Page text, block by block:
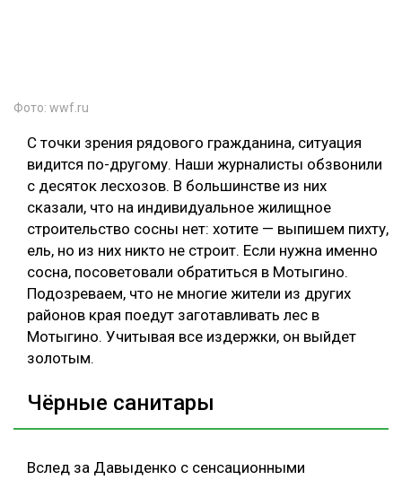
Фото: wwf.ru
С точки зрения рядового гражданина, ситуация
видится по-другому. Наши журналисты обзвонили
с десяток лесхозов. В большинстве из них
сказали, что на индивидуальное жилищное
строительство сосны нет: хотите — выпишем пихту,
ель, но из них никто не строит. Если нужна именно
сосна, посоветовали обратиться в Мотыгино.
Подозреваем, что не многие жители из других
районов края поедут заготавливать лес в
Мотыгино. Учитывая все издержки, он выйдет
золотым.
Чёрные санитары
Вслед за Давыденко с сенсационными